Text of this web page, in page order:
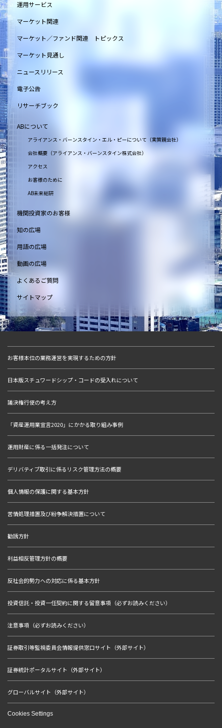
運用サービス
マーケット関連
マーケット／ファンド関連 トピックス
マーケット見通し
ニュースリリース
電子公告
リサーチブック
ABについて
アライアンス・バーンスタイン・エル・ピーについて（実質親会社）
会社概要（アライアンス・バーンスタイン株式会社）
アクセス
お客様のために
AB未来総研
機関投資家のお客様
知の広場
用語の広場
動画の広場
よくあるご質問
サイトマップ
お客様本位の業務運営を実現するための方針
日本版スチュワードシップ・コードの受入れについて
議決権行使の考え方
「資産運用業宣言2020」にかかる取り組み事例
運用財産に係る一括発注について
デリバティブ取引に係るリスク管理方法の概要
個人情報の保護に関する基本方針
苦情処理措置及び紛争解決措置について
勧誘方針
利益相反管理方針の概要
反社会的勢力への対応に係る基本方針
投資信託・投資一任契約に関する留意事項（必ずお読みください）
注意事項（必ずお読みください）
証券取引等監視委員会情報提供窓口サイト（外部サイト）
証券統計ポータルサイト（外部サイト）
グローバルサイト（外部サイト）
Cookies Settings